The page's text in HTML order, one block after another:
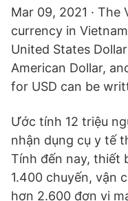
Mar 09, 2021 ·
currency in
United States
American Dollar,
for USD can be
Ước tính 12 triệu
nhận dụng cụ y tế
Tính đến nay, thiết
1.400 chuyến, vận
hơn 2.600 đơn vị